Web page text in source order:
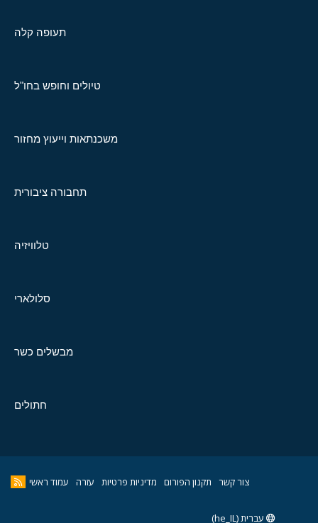
תעופה קלה
טיולים וחופש בחו"ל
משכנתאות וייעוץ מחזור
תחבורה ציבורית
טלוויזיה
סלולארי
מבשלים כשר
חתולים
צור קשר תקנון הפורום מדיניות פרטיות עזרה עמוד ראשי
עברית (he_IL)